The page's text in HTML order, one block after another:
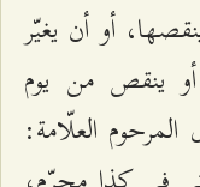
أو أن يغيّر
أو ينقص من يوم
العلّامة: